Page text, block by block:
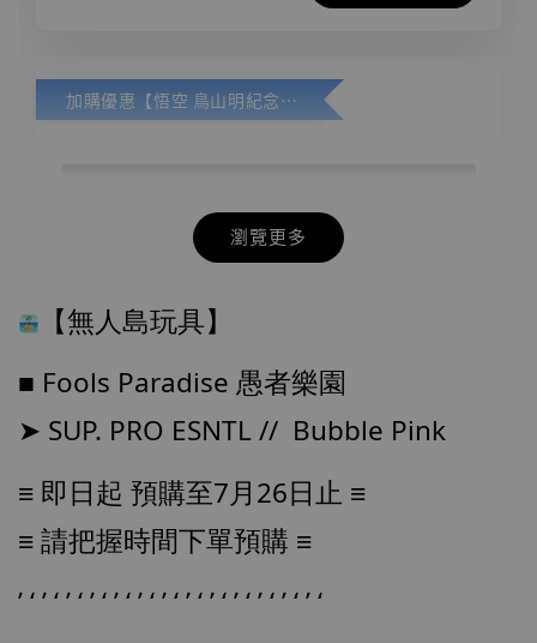
加購優惠【悟空 鳥山明紀念款 [奇蹟工作室]】
瀏覽更多
【無人島玩具】
■ Fools Paradise 愚者樂園
➤ SUP. PRO ESNTL //  Bubble Pink
≡ 即日起 預購至7月26日止 ≡
≡ 請把握時間下單預購 ≡
’ ‘ ’ ‘ ’ ‘ ’ ‘ ’ ‘ ’ ‘ ’ ‘ ’ ‘ ’ ‘ ’ ‘ ’ ‘ ’ ‘ ’ ‘